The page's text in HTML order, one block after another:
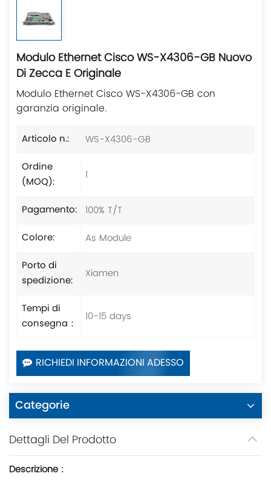
Modulo Ethernet Cisco WS-X4306-GB Nuovo
Di Zecca E Originale
Modulo Ethernet Cisco WS-X4306-GB con
garanzia originale.
Articolo n.:
WS-X4306-GB
Ordine
(MOQ):
1
Pagamento: 100% T/T
Colore:
As Module
Porto di
spedizione:
Xiamen
Tempi di
consegna：
10-15 days
RICHIEDI INFORMAZIONI ADESSO
Categorie
Dettagli Del Prodotto
Descrizione :